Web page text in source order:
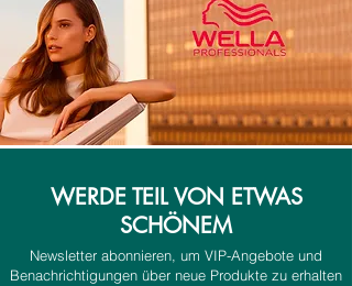
WERDE TEIL VON ETWAS
SCHÖNEM
Newsletter abonnieren, um VIP-Angebote und
Benachrichtigungen über neue Produkte zu erhalten